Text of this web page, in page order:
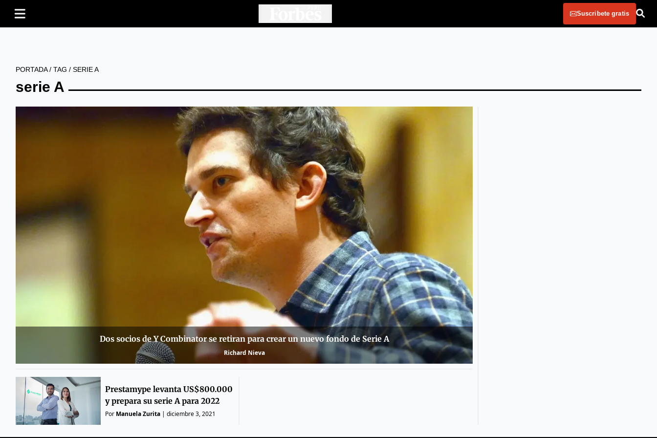
Suscribete gratis
PORTADA/ TAG / SERIE A
serie A
Dos socios de Y Combinator se retiran para crear un nuevo fondo de Serie A
Richard Nieva
Prestamype levanta US$800.000
y prepara su serie A para 2022
Por Manuela Zurita| diciembre 3, 2021